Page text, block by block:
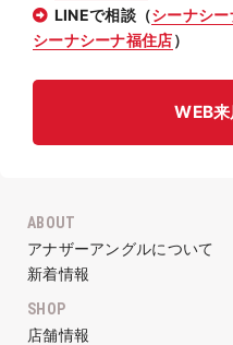
LINEで相談（シーナシ
シーナシーナ福住店）
WEB
ABOUT
アナザーアングルについて
新着情報
SHOP
店舗情報